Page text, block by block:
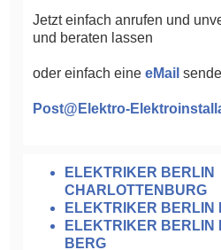
Jetzt einfach anrufen und
und beraten lassen
oder einfach eine eMail
Post@Elektro-
ELEKTRIKER BERLIN
CHARLOTTENBURG
ELEKTRIKER BERLIN
ELEKTRIKER BERLIN
BERG